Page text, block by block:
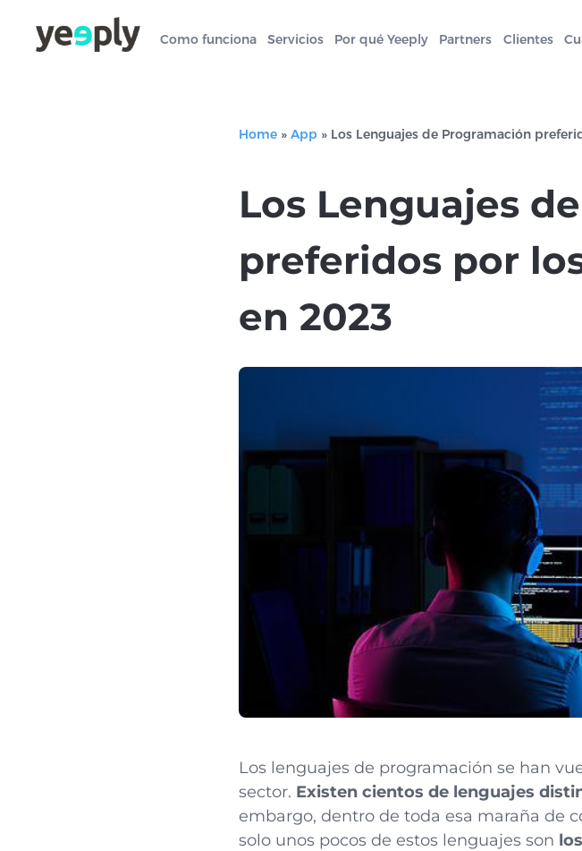
Como funciona Servicios Por qué Yeeply Partners Clientes
Home » App » Los Lenguajes de Programación
Los Lenguajes
preferidos por
en 2023
Los lenguajes de programación se han
sector. Existen cientos de lenguajes
embargo, dentro de toda esa maraña de
solo unos pocos de estos lenguajes son